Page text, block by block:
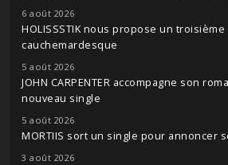
6 août 2026
HOLISSSTIK nous propose un troisième
cauchemardesque
5 août 2026
JOHN CARPENTER accompagne son
nouveau single
5 août 2026
MORTIIS sort un single pour annoncer
3 août 2026